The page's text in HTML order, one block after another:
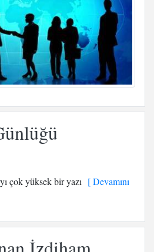
çok yüksek bir yazı [ Devamını